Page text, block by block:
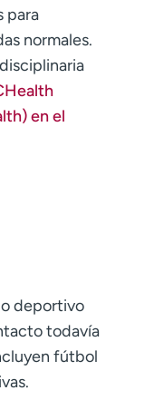
para
normales.
en el
deportivo
todavía
fútbol